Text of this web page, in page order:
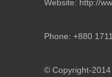
Website: http://
Phone: +880
© Copyright-2014